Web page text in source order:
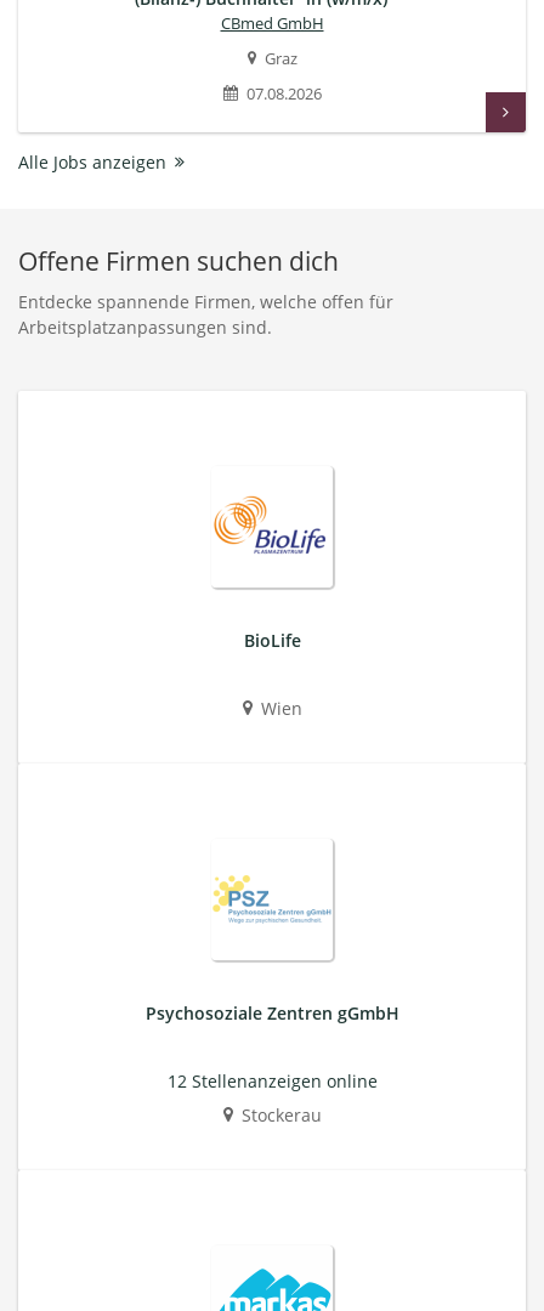
CBmed GmbH
Graz
07.08.2026
Alle Jobs anzeigen
Offene Firmen suchen dich
Entdecke spannende Firmen, welche offen für
Arbeitsplatzanpassungen sind.
BioLife
Wien
Psychosoziale Zentren gGmbH
12 Stellenanzeigen online
Stockerau